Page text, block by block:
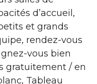
d’accueil,
et grands
rendez-vous
vous bien
gratuitement / en
Tableau